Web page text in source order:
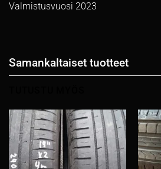
Valmistusvuosi 2023
Samankaltaiset tuotteet